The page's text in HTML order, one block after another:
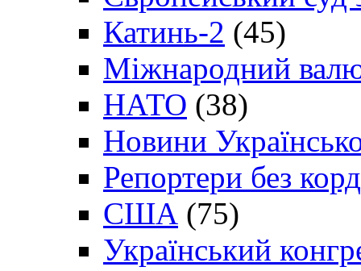
Катинь-2 (45)
Міжнародний
НАТО (38)
Новини
Репортери без
США (75)
Український